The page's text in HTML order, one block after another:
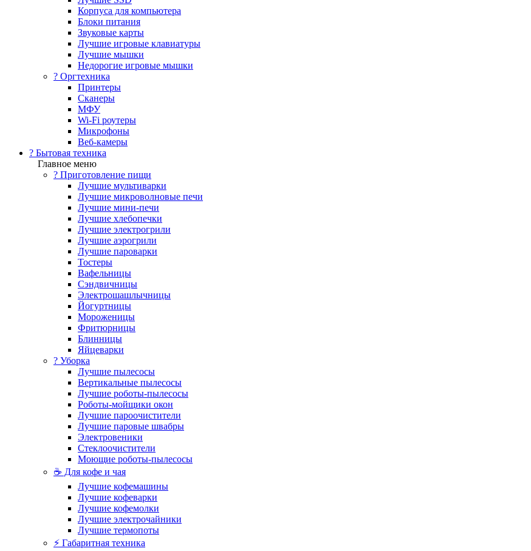
Корпуса для компьютера
Блоки питания
Звуковые карты
Лучшие игровые клавиатуры
Лучшие мышки
Недорогие игровые мышки
?️ Оргтехника
Принтеры
Сканеры
МФУ
Wi-Fi роутеры
Микрофоны
Веб-камеры
? Бытовая техника
Главное меню
? Приготовление пищи
Лучшие мультиварки
Лучшие микроволновые печи
Лучшие мини-печи
Лучшие хлебопечки
Лучшие электрогрили
Лучшие аэрогрили
Лучшие пароварки
Тостеры
Вафельницы
Сэндвичницы
Электрошашлычницы
Йогуртницы
Мороженицы
Фритюрницы
Блинницы
Яйцеварки
? Уборка
Лучшие пылесосы
Вертикальные пылесосы
Лучшие роботы-пылесосы
Роботы-мойщики окон
Лучшие пароочистители
Лучшие паровые швабры
Электровеники
Стеклоочистители
Моющие роботы-пылесосы
☕ Для кофе и чая
Лучшие кофемашины
Лучшие кофеварки
Лучшие кофемолки
Лучшие электрочайники
Лучшие термопоты
⚡ Габаритная техника